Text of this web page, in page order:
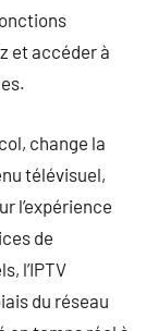
et accéder à
change la
télévisuel,
l’expérience
de
l’IPTV
du réseau